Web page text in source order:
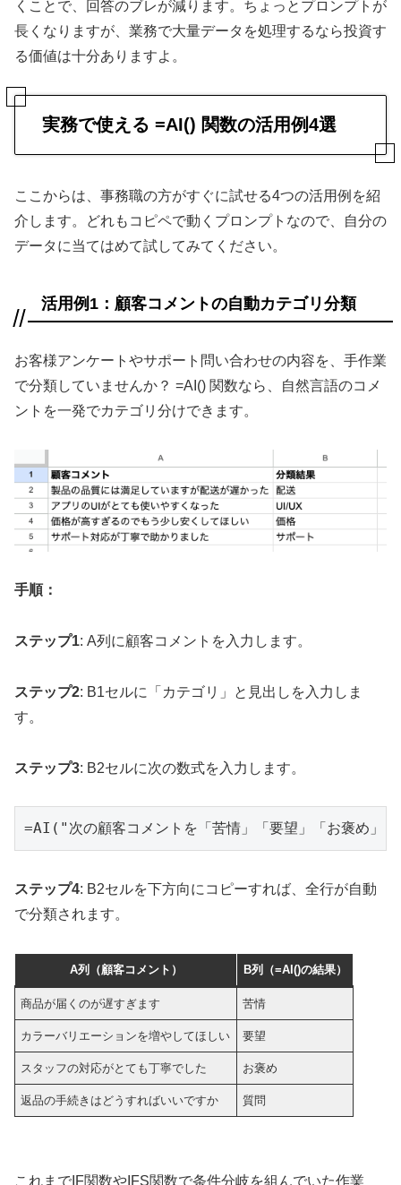
くことで、回答のブレが減ります。ちょっとプロンプトが
長くなりますが、業務で大量データを処理するなら投資す
る価値は十分ありますよ。
実務で使える =AI() 関数の活用例4選
ここからは、事務職の方がすぐに試せる4つの活用例を紹
介します。どれもコピペで動くプロンプトなので、自分の
データに当てはめて試してみてください。
活用例1：顧客コメントの自動カテゴリ分類
お客様アンケートやサポート問い合わせの内容を、手作業
で分類していませんか？ =AI() 関数なら、自然言語のコメ
ントを一発でカテゴリ分けできます。
手順：
ステップ1: A列に顧客コメントを入力します。
ステップ2: B1セルに「カテゴリ」と見出しを入力しま
す。
ステップ3: B2セルに次の数式を入力します。
=AI("次の顧客コメントを「苦情」「要望」「お褒め」
ステップ4: B2セルを下方向にコピーすれば、全行が自動
で分類されます。
A列（顧客コメント） B列（=AI()の結果）
商品が届くのが遅すぎます 苦情
カラーバリエーションを増やしてほしい 要望
スタッフの対応がとても丁寧でした お褒め
返品の手続きはどうすればいいですか 質問
これまでIF関数やIFS関数で条件分岐を組んでいた作業